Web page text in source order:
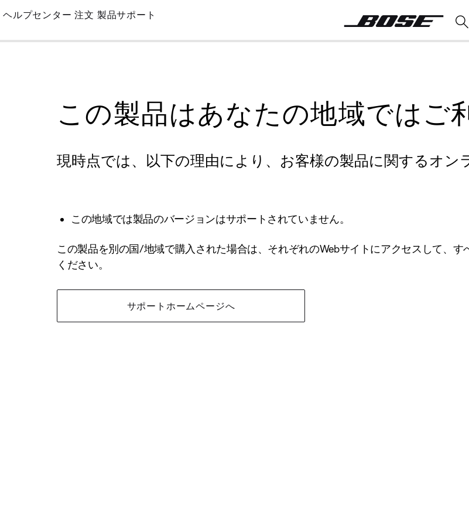
Skip
Main
ヘルプセンター 注文 製品サポート
この製品はあなたの地域ではご
現時点では、以下の理由により、お客様の製品に関するオン
この地域では製品のバージョンはサポートされていません。
この製品を別の国/地域で購入された場合は、それぞれのWebサイトにアクセスして、
ください。
サポートホームページへ